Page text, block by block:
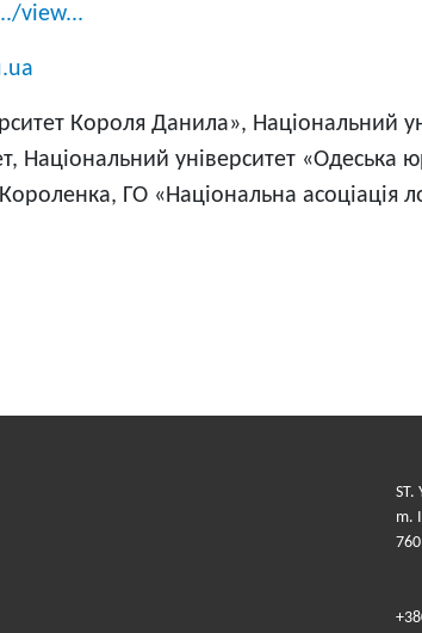
view...
Короля Данила», Національний
Національний університет «Одеська
ГО «Національна асоціація
ST.
m.